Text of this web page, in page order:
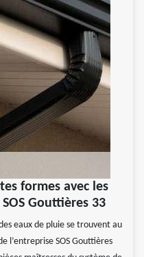
formes avec les
Gouttières 33
eaux de pluie se trouvent au
l’entreprise SOS Gouttières